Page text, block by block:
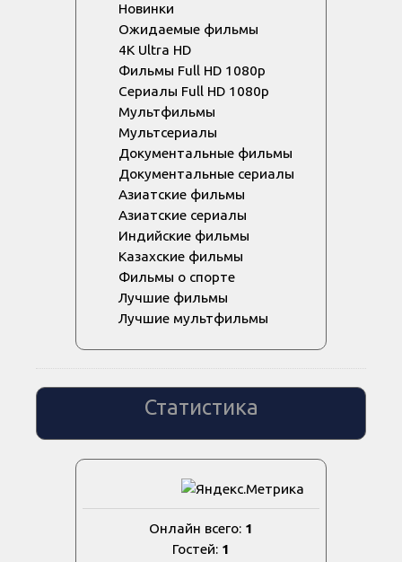
Новинки
Ожидаемые фильмы
4K Ultra HD
Фильмы Full HD 1080p
Сериалы Full HD 1080p
Мультфильмы
Мультсериалы
Документальные фильмы
Документальные сериалы
Азиатские фильмы
Азиатские сериалы
Индийские фильмы
Казахские фильмы
Фильмы о спорте
Лучшие фильмы
Лучшие мультфильмы
Статистика
Онлайн всего: 1
Гостей: 1